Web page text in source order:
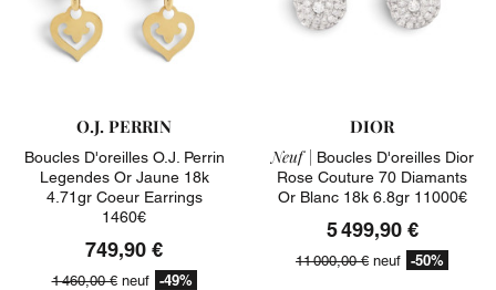
O.J. PERRIN
Boucles D'oreilles O.j. Perrin
Legendes Or Jaune 18k
4.71gr Coeur Earrings
1460€
749,90 €
1 460,00 €neuf -49%
DIOR
Neuf | Boucles D'oreilles Dior
Rose Couture 70 Diamants
Or Blanc 18k 6.8gr 11000€
5 499,90 €
11 000,00 € neuf -50%